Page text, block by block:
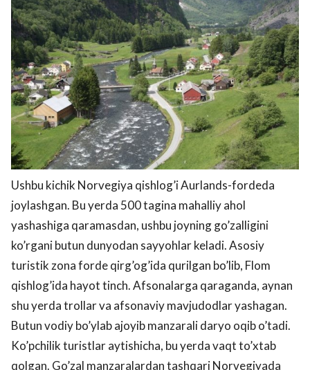
Ushbu kichik Norvegiya qishlog’i Aurlands-fordeda
joylashgan. Bu yerda 500 tagina mahalliy ahol
yashashiga qaramasdan, ushbu joyning go’zalligini
ko’rgani butun dunyodan sayyohlar keladi. Asosiy
turistik zona forde qirg’og’ida qurilgan bo’lib, Flom
qishlog’ida hayot tinch. Afsonalarga qaraganda, aynan
shu yerda trollar va afsonaviy mavjudodlar yashagan.
Butun vodiy bo’ylab ajoyib manzarali daryo oqib o’tadi.
Ko’pchilik turistlar aytishicha, bu yerda vaqt to’xtab
qolgan. Go’zal manzaralardan tashqari Norvegiyada